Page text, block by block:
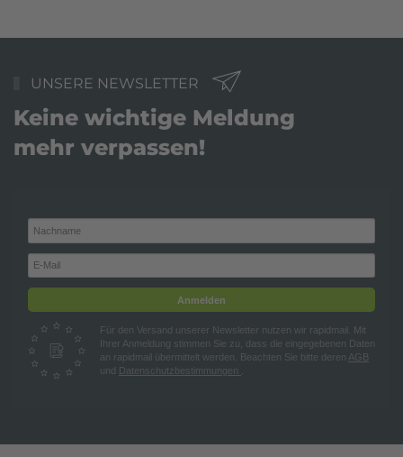
UNSERE NEWSLETTER
Keine wichtige Meldung
mehr verpassen!
Anmelden
Für den Versand unserer Newsletter nutzen wir rapidmail. Mit
Ihrer Anmeldung stimmen Sie zu, dass die eingegebenen Daten
an rapidmail übermittelt werden. Beachten Sie bitte deren AGB
und Datenschutzbestimmungen